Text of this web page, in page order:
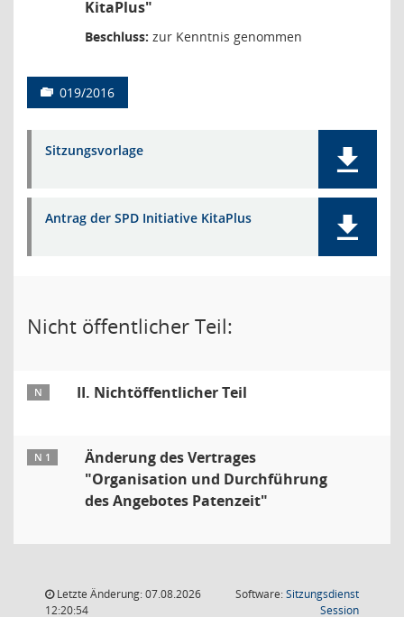
KitaPlus"
Beschluss: zur Kenntnis genommen
019/2016
Sitzungsvorlage
Antrag der SPD Initiative KitaPlus
Nicht öffentlicher Teil:
N II. Nichtöffentlicher Teil
N 1
Änderung des Vertrages
"Organisation und Durchführung
des Angebotes Patenzeit"
Letzte Änderung: 07.08.2026
12:20:54
Software:Sitzungsdienst
Session(Wird in